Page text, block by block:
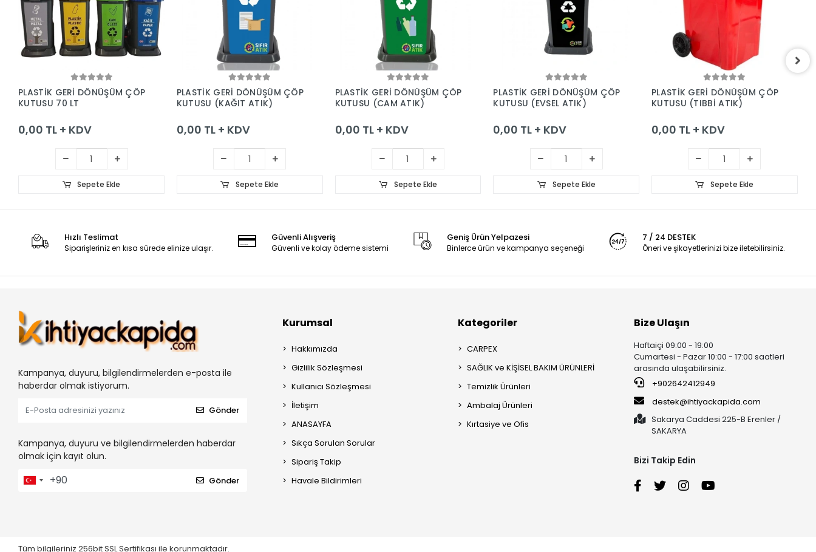
Sepete Ekle
PLASTİK GERİ DÖNÜŞÜM ÇÖP
KUTUSU 70 LT
0,00 TL + KDV
Sepete Ekle
Sepete Ekle
PLASTİK GERİ DÖNÜŞÜM ÇÖP
KUTUSU (KAĞIT ATIK)
0,00 TL + KDV
Sepete Ekle
Sepete Ekle
PLASTİK GERİ DÖNÜŞÜM ÇÖP
KUTUSU (CAM ATIK)
0,00 TL + KDV
Sepete Ekle
Sepete Ekle
PLASTİK GERİ DÖNÜŞÜM ÇÖP
KUTUSU (EVSEL ATIK)
0,00 TL + KDV
Sepete Ekle
Sepete Ekle
PLASTİK GERİ DÖNÜŞÜM ÇÖP
KUTUSU (TIBBİ ATIK)
0,00 TL + KDV
Sepete Ekle
Hızlı Teslimat
Siparişleriniz en kısa sürede elinize ulaşır.
Güvenli Alışveriş
Güvenli ve kolay ödeme sistemi
Geniş Ürün Yelpazesi
Binlerce ürün ve kampanya seçeneği
7 / 24 DESTEK
Öneri ve şikayetlerinizi bize iletebilirsiniz.
Kampanya, duyuru, bilgilendirmelerden e-posta ile
haberdar olmak istiyorum.
Gönder
Kampanya, duyuru ve bilgilendirmelerden haberdar
olmak için kayıt olun.
Gönder
Kurumsal
Hakkımızda
Gizlilik Sözleşmesi
Kullanıcı Sözleşmesi
İletişim
ANASAYFA
Sıkça Sorulan Sorular
Sipariş Takip
Havale Bildirimleri
Kategoriler
CARPEX
SAĞLIK ve KİŞİSEL BAKIM ÜRÜNLERİ
Temizlik Ürünleri
Ambalaj Ürünleri
Kırtasiye ve Ofis
Bize Ulaşın
Haftaiçi 09:00 - 19:00
Cumartesi - Pazar 10:00 - 17:00 saatleri
arasında ulaşabilirsiniz.
+902642412949
destek@ihtiyackapida.com
Sakarya Caddesi 225-B Erenler /
SAKARYA
Bizi Takip Edin
Tüm bilgileriniz 256bit SSL Sertifikası ile korunmaktadır.